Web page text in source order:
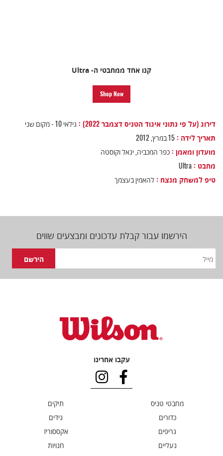
קנו אחד ממחבטי ה- Ultra
Shop Now
דירוג (על פי נתוני איגוד הטניס דצמבר 2022) :
גילאי 10 - מקום שני
תאריך לידה : 15 במרץ, 2012
מועדון ומאמן : כפר המכביה, יגאל וקוסטה
מחבט : Ultra
טיפ למשחק מנצח : להאמין בעצמך
הירשמו עבור קבלת עדכונים ומבצעים שווים
עקבו אחרינו
מחבטי טניס
תיקים
כדורים
גידים
גריפים
אקססוריז
נעליים
חנויות